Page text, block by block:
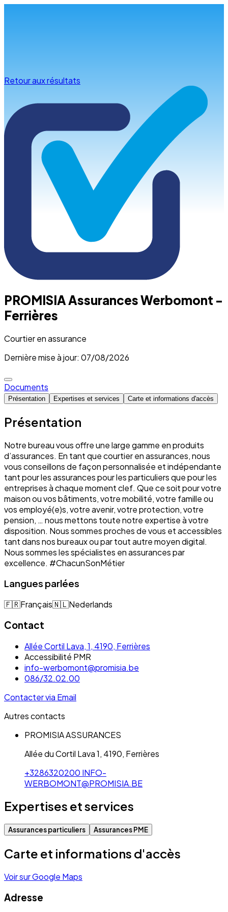
Retour aux résultats
PROMISIA Assurances Werbomont -
Ferrières
Courtier en assurance
Dernière mise à jour: 07/08/2026
Documents
Présentation Expertises et services Carte et informations d'accès
Présentation
Notre bureau vous offre une large gamme en produits
d’assurances. En tant que courtier en assurances, nous
vous conseillons de façon personnalisée et indépendante
tant pour les assurances pour les particuliers que pour les
entreprises à chaque moment clef. Que ce soit pour votre
maison ou vos bâtiments, votre mobilité, votre famille ou
vos employé(e)s, votre avenir, votre protection, votre
pension, … nous mettons toute notre expertise à votre
disposition. Nous sommes proches de vous et accessibles
tant dans nos bureaux ou par tout autre moyen digital.
Nous sommes les spécialistes en assurances par
excellence. #ChacunSonMétier
Langues parlées
🇫🇷Français🇳🇱Nederlands
Contact
Allée Cortil Lava, 1, 4190, Ferrières
Accessibilité PMR
info-werbomont@promisia.be
086/32.02.00
Contacter via Email
Autres contacts
PROMISIA ASSURANCES
Allée du Cortil Lava 1, 4190, Ferrières
+3286320200 INFO-
WERBOMONT@PROMISIA.BE
Expertises et services
Assurances particuliers Assurances PME
Carte et informations d'accès
Voir sur Google Maps
Adresse